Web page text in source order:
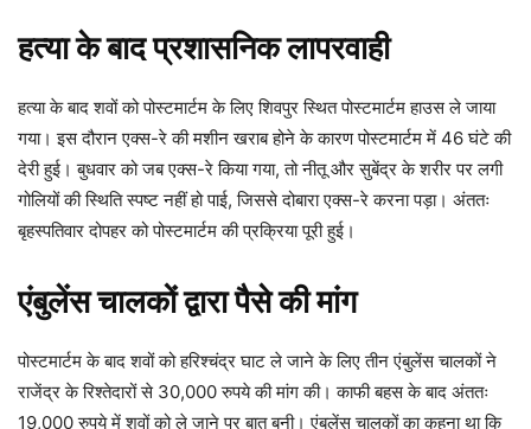
हत्या के बाद प्रशासनिक लापरवाही
हत्या के बाद शवों को पोस्टमार्टम के लिए शिवपुर स्थित पोस्टमार्टम हाउस ले जाया
गया। इस दौरान एक्स-रे की मशीन खराब होने के कारण पोस्टमार्टम में 46 घंटे की
देरी हुई। बुधवार को जब एक्स-रे किया गया, तो नीतू और सुबेंद्र के शरीर पर लगी
गोलियों की स्थिति स्पष्ट नहीं हो पाई, जिससे दोबारा एक्स-रे करना पड़ा। अंततः
बृहस्पतिवार दोपहर को पोस्टमार्टम की प्रक्रिया पूरी हुई।
एंबुलेंस चालकों द्वारा पैसे की मांग
पोस्टमार्टम के बाद शवों को हरिश्चंद्र घाट ले जाने के लिए तीन एंबुलेंस चालकों ने
राजेंद्र के रिश्तेदारों से 30,000 रुपये की मांग की। काफी बहस के बाद अंततः
19,000 रुपये में शवों को ले जाने पर बात बनी। एंबुलेंस चालकों का कहना था कि